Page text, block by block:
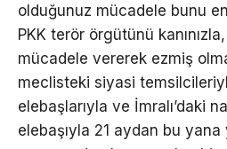
olduğunuz mücadele bunu
PKK terör örgütünü
mücadele vererek ezmiş
meclisteki siyasi
elebaşlarıyla ve İmralı’daki
elebaşıyla 21 aydan bu yana